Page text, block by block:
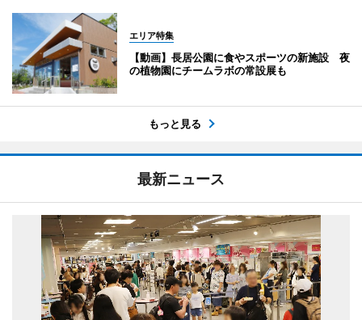
エリア特集
【動画】長居公園に食やスポーツの新施設 夜
の植物園にチームラボの常設展も
もっと見る
最新ニュース